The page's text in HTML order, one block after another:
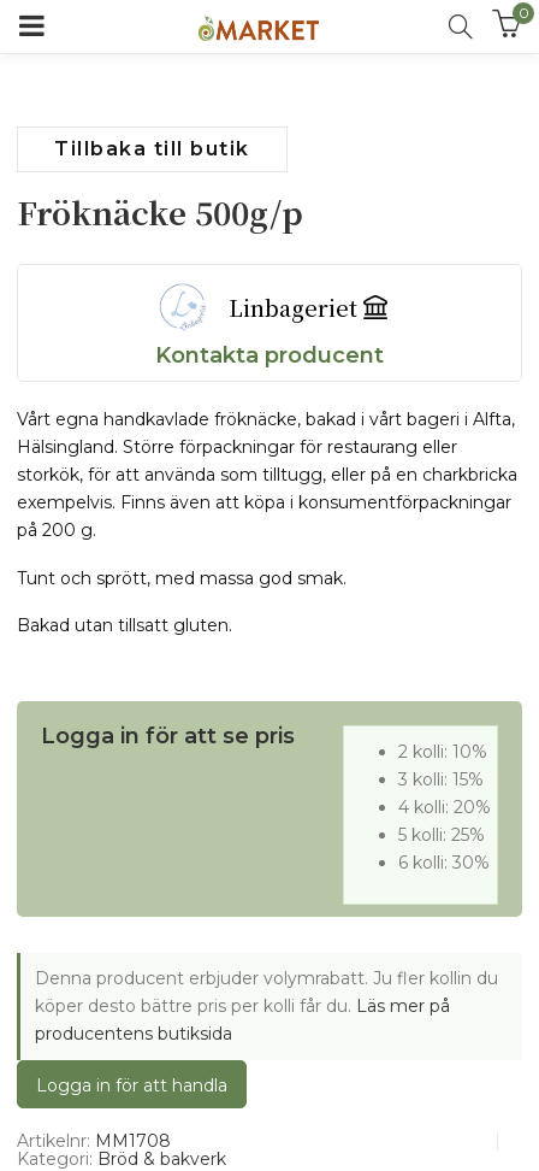
0
Tillbaka till butik
Fröknäcke 500g/p
Linbageriet
Kontakta producent
Vårt egna handkavlade fröknäcke, bakad i vårt bageri i Alfta,
Hälsingland. Större förpackningar för restaurang eller
storkök, för att använda som tilltugg, eller på en charkbricka
exempelvis. Finns även att köpa i konsumentförpackningar
på 200 g.
Tunt och sprött, med massa god smak.
Bakad utan tillsatt gluten.
Logga in för att se pris
2 kolli: 10%
3 kolli: 15%
4 kolli: 20%
5 kolli: 25%
6 kolli: 30%
Denna producent erbjuder volymrabatt. Ju fler kollin du
köper desto bättre pris per kolli får du. Läs mer på
producentens butiksida
Logga in för att handla
Artikelnr: MM1708
Kategori: Bröd & bakverk